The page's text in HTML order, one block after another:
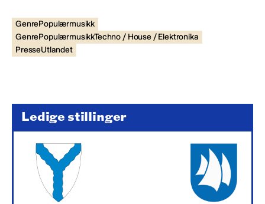
GenrePopulærmusikk
GenrePopulærmusikkTechno / House / Elektronika
PresseUtlandet
Ledige stillinger